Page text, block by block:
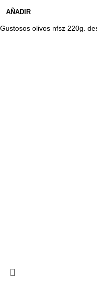
AÑADIR
Gustosos olivos nfsz 220g.